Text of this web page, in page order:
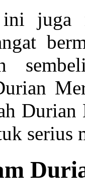
ini juga
serius